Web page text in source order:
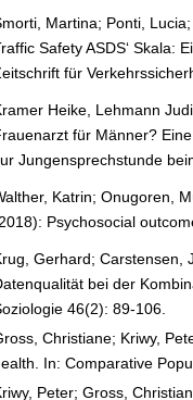
Martina; Ponti,
Safety ASDS‘ Skala:
für
Heike, Lehmann
für Männer?
Jungensprechstunde
alther, Katrin; Onugoren,
Psychosocial
Gerhard; Carstensen,
bei der
46(2): 89-106.
Christiane; Kriwy,
In: Comparative
Peter; Gross,